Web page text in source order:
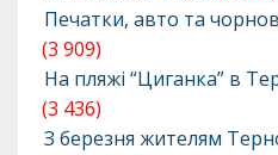
Печатки, авто та
(3 909)
На пляжі “Циганка” в
(3 436)
З березня жителям